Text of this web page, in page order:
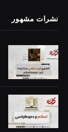
نشرات مشهور